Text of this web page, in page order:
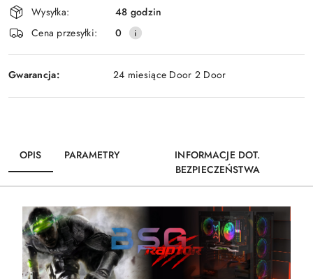
Wysyłka:
48 godzin
Cena przesyłki:
0
Gwarancja: 24 miesiące Door 2 Door
OPIS PARAMETRY
INFORMACJE DOT.
BEZPIECZEŃSTWA